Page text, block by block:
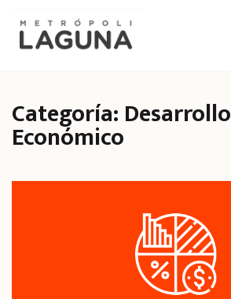
Categoría: Desarrollo
Económico